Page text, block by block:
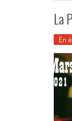
La
En